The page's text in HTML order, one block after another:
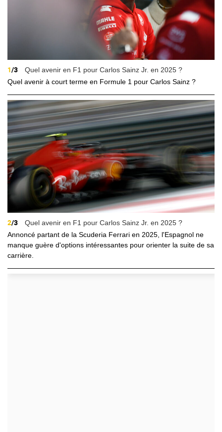
1/3
Quel avenir en F1 pour Carlos Sainz Jr. en 2025 ?
Quel avenir à court terme en Formule 1 pour Carlos Sainz ?
2/3
Quel avenir en F1 pour Carlos Sainz Jr. en 2025 ?
Annoncé partant de la Scuderia Ferrari en 2025, l'Espagnol ne
manque guère d'options intéressantes pour orienter la suite de sa
carrière.